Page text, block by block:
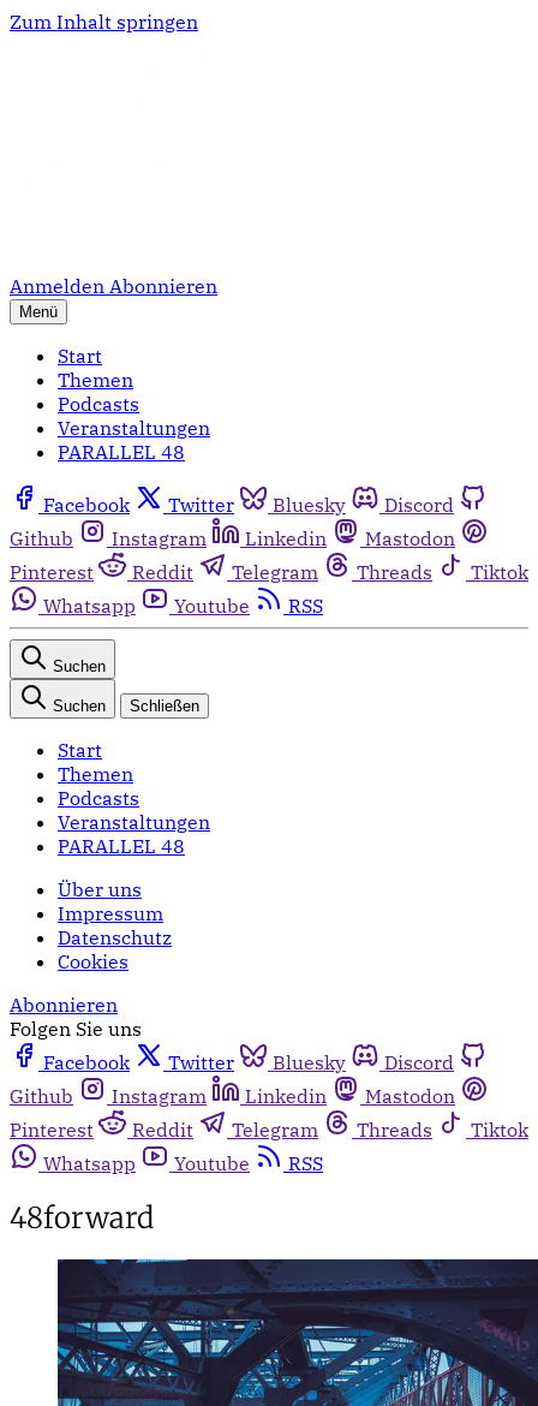
Zum Inhalt springen
Anmelden Abonnieren
Menü
Start
Themen
Podcasts
Veranstaltungen
PARALLEL 48
Facebook Twitter Bluesky
Discord
Github
Instagram Linkedin
Mastodon
Pinterest
Reddit Telegram Threads
Tiktok
Whatsapp
Youtube RSS
Suchen
Suchen Schließen
Start
Themen
Podcasts
Veranstaltungen
PARALLEL 48
Über uns
Impressum
Datenschutz
Cookies
Abonnieren
Folgen Sie uns
Facebook
Twitter Bluesky
Discord
Github
Instagram Linkedin
Mastodon
Pinterest
Reddit Telegram Threads
Tiktok
Whatsapp
Youtube RSS
48forward